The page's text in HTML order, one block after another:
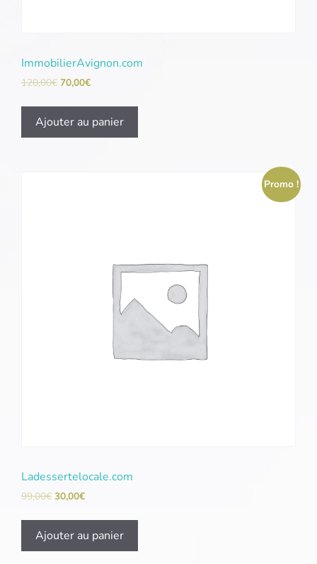
ImmobilierAvignon.com
120,00€ 70,00€
Ajouter au panier
Promo !
Ladessertelocale.com
99,00€ 30,00€
Ajouter au panier